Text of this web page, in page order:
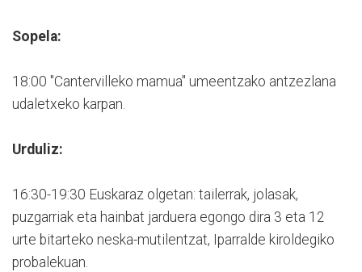
Sopela:
18:00 "Cantervilleko mamua" umeentzako antzezlana
udaletxeko karpan.
Urduliz:
16:30-19:30 Euskaraz olgetan: tailerrak, jolasak,
puzgarriak eta hainbat jarduera egongo dira 3 eta 12
urte bitarteko neska-mutilentzat, Iparralde kiroldegiko
probalekuan.